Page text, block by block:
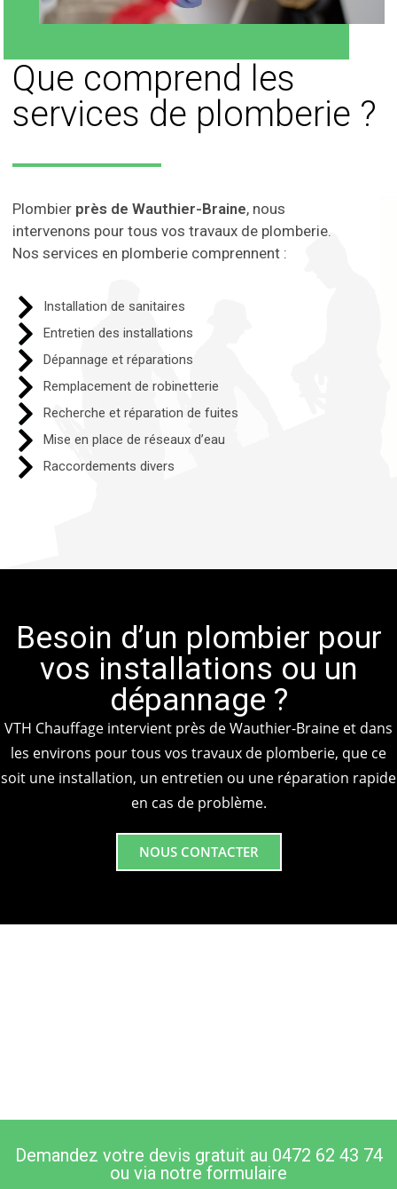
Que comprend les
services de plomberie ?
Plombier près de Wauthier-Braine, nous
intervenons pour tous vos travaux de plomberie.
Nos services en plomberie comprennent :
Installation de sanitaires
Entretien des installations
Dépannage et réparations
Remplacement de robinetterie
Recherche et réparation de fuites
Mise en place de réseaux d’eau
Raccordements divers​
Besoin d’un plombier pour
vos installations ou un
dépannage ?
VTH Chauffage intervient près de Wauthier-Braine et dans
les environs pour tous vos travaux de plomberie, que ce
soit une installation, un entretien ou une réparation rapide
en cas de problème.
NOUS CONTACTER
Demandez votre devis gratuit au 0472 62 43 74
ou via notre formulaire